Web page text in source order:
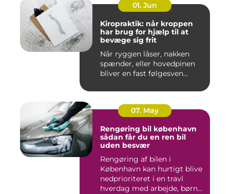
01. Jun
Kiropraktik: når kroppen
har brug for hjælp til at
bevæge sig frit
Når ryggen låser, nakken
spænder, eller hovedpinen
bliver en fast følgesven...
07. May
Rengøring bil københavn
sådan får du en ren bil
uden besvær
Rengøring af bilen i
København kan hurtigt blive
nedprioriteret i en travl
hverdag med arbejde, børn...